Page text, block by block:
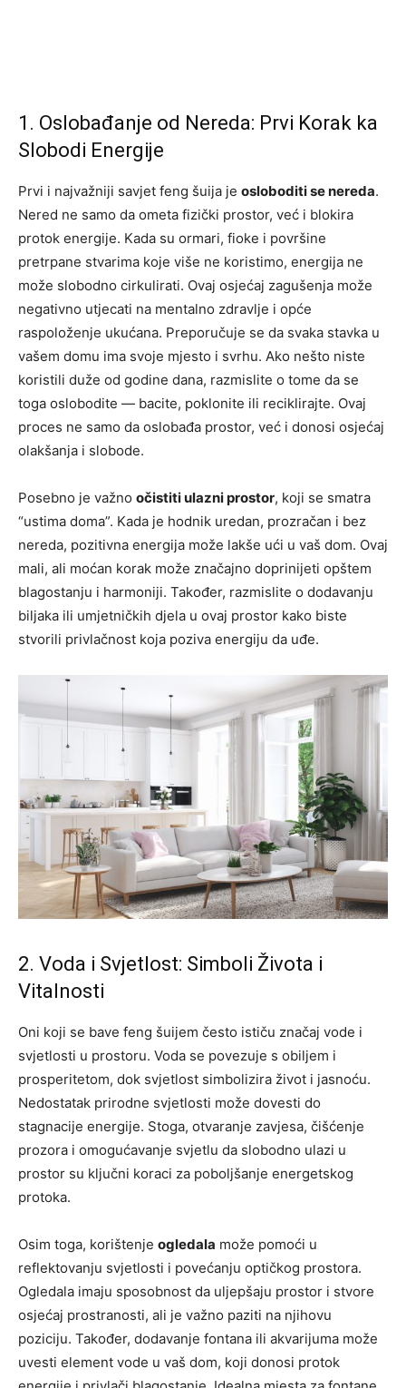
1. Oslobađanje od Nereda: Prvi Korak ka
Slobodi Energije
Prvi i najvažniji savjet feng šuija je osloboditi se nereda.
Nered ne samo da ometa fizički prostor, već i blokira
protok energije. Kada su ormari, fioke i površine
pretrpane stvarima koje više ne koristimo, energija ne
može slobodno cirkulirati. Ovaj osjećaj zagušenja može
negativno utjecati na mentalno zdravlje i opće
raspoloženje ukućana. Preporučuje se da svaka stavka u
vašem domu ima svoje mjesto i svrhu. Ako nešto niste
koristili duže od godine dana, razmislite o tome da se
toga oslobodite — bacite, poklonite ili reciklirajte. Ovaj
proces ne samo da oslobađa prostor, već i donosi osjećaj
olakšanja i slobode.
Posebno je važno očistiti ulazni prostor, koji se smatra
“ustima doma”. Kada je hodnik uredan, prozračan i bez
nereda, pozitivna energija može lakše ući u vaš dom. Ovaj
mali, ali moćan korak može značajno doprinijeti opštem
blagostanju i harmoniji. Također, razmislite o dodavanju
biljaka ili umjetničkih djela u ovaj prostor kako biste
stvorili privlačnost koja poziva energiju da uđe.
2. Voda i Svjetlost: Simboli Života i
Vitalnosti
Oni koji se bave feng šuijem često ističu značaj vode i
svjetlosti u prostoru. Voda se povezuje s obiljem i
prosperitetom, dok svjetlost simbolizira život i jasnoću.
Nedostatak prirodne svjetlosti može dovesti do
stagnacije energije. Stoga, otvaranje zavjesa, čišćenje
prozora i omogućavanje svjetlu da slobodno ulazi u
prostor su ključni koraci za poboljšanje energetskog
protoka.
Osim toga, korištenje ogledala može pomoći u
reflektovanju svjetlosti i povećanju optičkog prostora.
Ogledala imaju sposobnost da uljepšaju prostor i stvore
osjećaj prostranosti, ali je važno paziti na njihovu
poziciju. Također, dodavanje fontana ili akvarijuma može
uvesti element vode u vaš dom, koji donosi protok